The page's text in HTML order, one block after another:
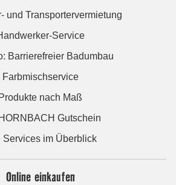
und Transportervermietung
Service
Barrierefreier Badumbau
Farbmischservice
Produkte nach Maß
Gutschein
Services im Überblick
Online einkaufen